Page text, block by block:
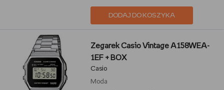
DODAJ DO KOSZYKA
Zegarek Casio Vintage A158WEA-
1EF + BOX
Casio
Moda